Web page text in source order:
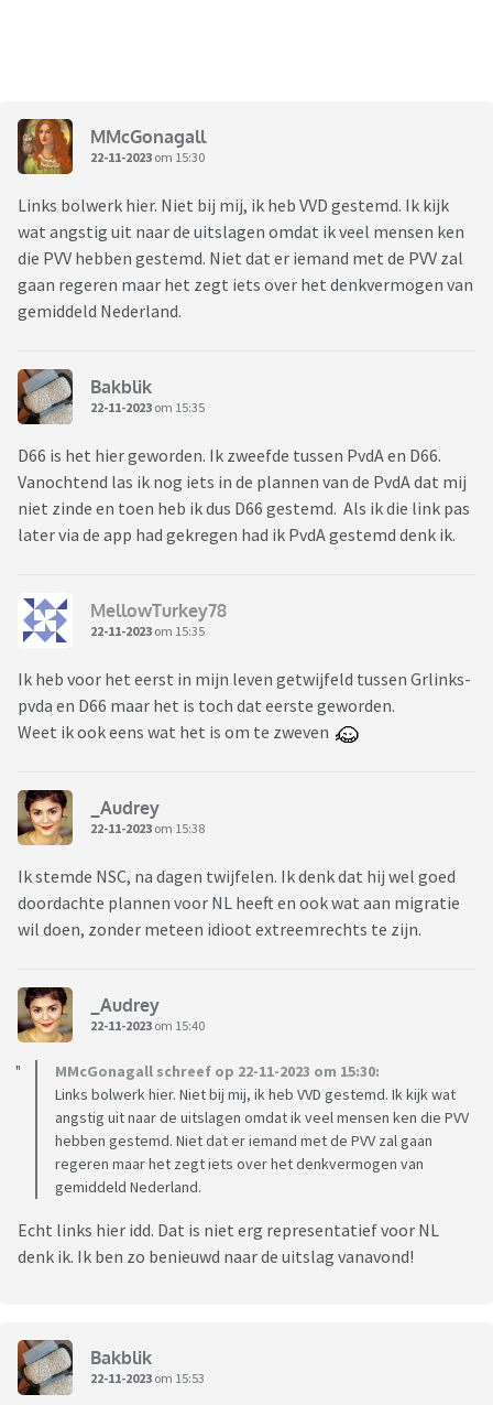
MMcGonagall
22-11-2023 om 15:30
Links bolwerk hier. Niet bij mij, ik heb VVD gestemd. Ik kijk
wat angstig uit naar de uitslagen omdat ik veel mensen ken
die PVV hebben gestemd. Niet dat er iemand met de PVV zal
gaan regeren maar het zegt iets over het denkvermogen van
gemiddeld Nederland.
Bakblik
22-11-2023 om 15:35
D66 is het hier geworden. Ik zweefde tussen PvdA en D66.
Vanochtend las ik nog iets in de plannen van de PvdA dat mij
niet zinde en toen heb ik dus D66 gestemd. Als ik die link pas
later via de app had gekregen had ik PvdA gestemd denk ik.
MellowTurkey78
22-11-2023 om 15:35
Ik heb voor het eerst in mijn leven getwijfeld tussen Grlinks-
pvda en D66 maar het is toch dat eerste geworden.
Weet ik ook eens wat het is om te zweven
_Audrey
22-11-2023 om 15:38
Ik stemde NSC, na dagen twijfelen. Ik denk dat hij wel goed
doordachte plannen voor NL heeft en ook wat aan migratie
wil doen, zonder meteen idioot extreemrechts te zijn.
_Audrey
22-11-2023 om 15:40
MMcGonagall schreef op 22-11-2023 om 15:30:
Links bolwerk hier. Niet bij mij, ik heb VVD gestemd. Ik kijk wat
angstig uit naar de uitslagen omdat ik veel mensen ken die PVV
hebben gestemd. Niet dat er iemand met de PVV zal gaan
regeren maar het zegt iets over het denkvermogen van
gemiddeld Nederland.
Echt links hier idd. Dat is niet erg representatief voor NL
denk ik. Ik ben zo benieuwd naar de uitslag vanavond!
Bakblik
22-11-2023 om 15:53